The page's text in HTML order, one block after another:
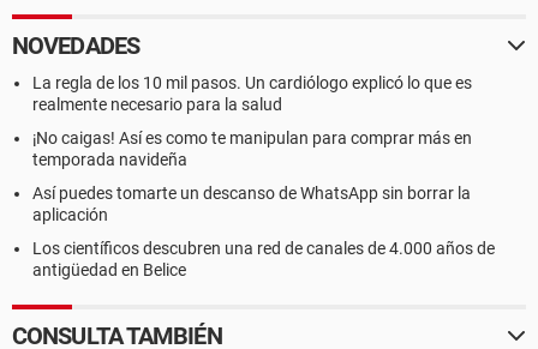
NOVEDADES
La regla de los 10 mil pasos. Un cardiólogo explicó lo que es
realmente necesario para la salud
¡No caigas! Así es como te manipulan para comprar más en
temporada navideña
Así puedes tomarte un descanso de WhatsApp sin borrar la
aplicación
Los científicos descubren una red de canales de 4.000 años de
antigüedad en Belice
CONSULTA TAMBIÉN